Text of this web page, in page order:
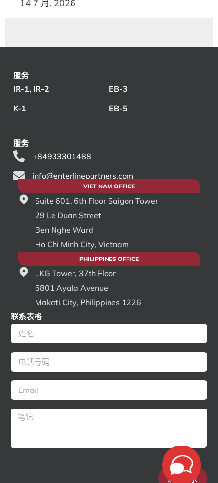
14 7 月, 2026
服务
IR-1, IR-2
K-1
EB-3
EB-5
服务
+84933301488
info@enterlinepartners.com
VIET NAM OFFICE
Suite 601, 6th Floor Saigon Tower
29 Le Duan Street
Ben Nghe Ward
Ho Chi Minh City, Vietnam
PHILIPPINES OFFICE
LKG Tower, 37th Floor
6801 Ayala Avenue
Makati City, Philippines 1226
联系表格
发送请求